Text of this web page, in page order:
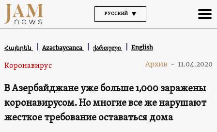
РУССКИЙ
Հայերեն Azərbaycanca ქართული English
Коронавирус Архив - 11.04.2020
В Азербайджане уже больше 1,000 заражены
коронавирусом. Но многие все же нарушают
жесткое требование оставаться дома